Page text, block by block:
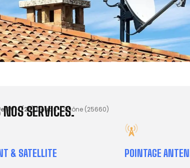
TV-(25) Doubs-Saône (25660)
SERVICES.
& SATELLITE POINTAGE